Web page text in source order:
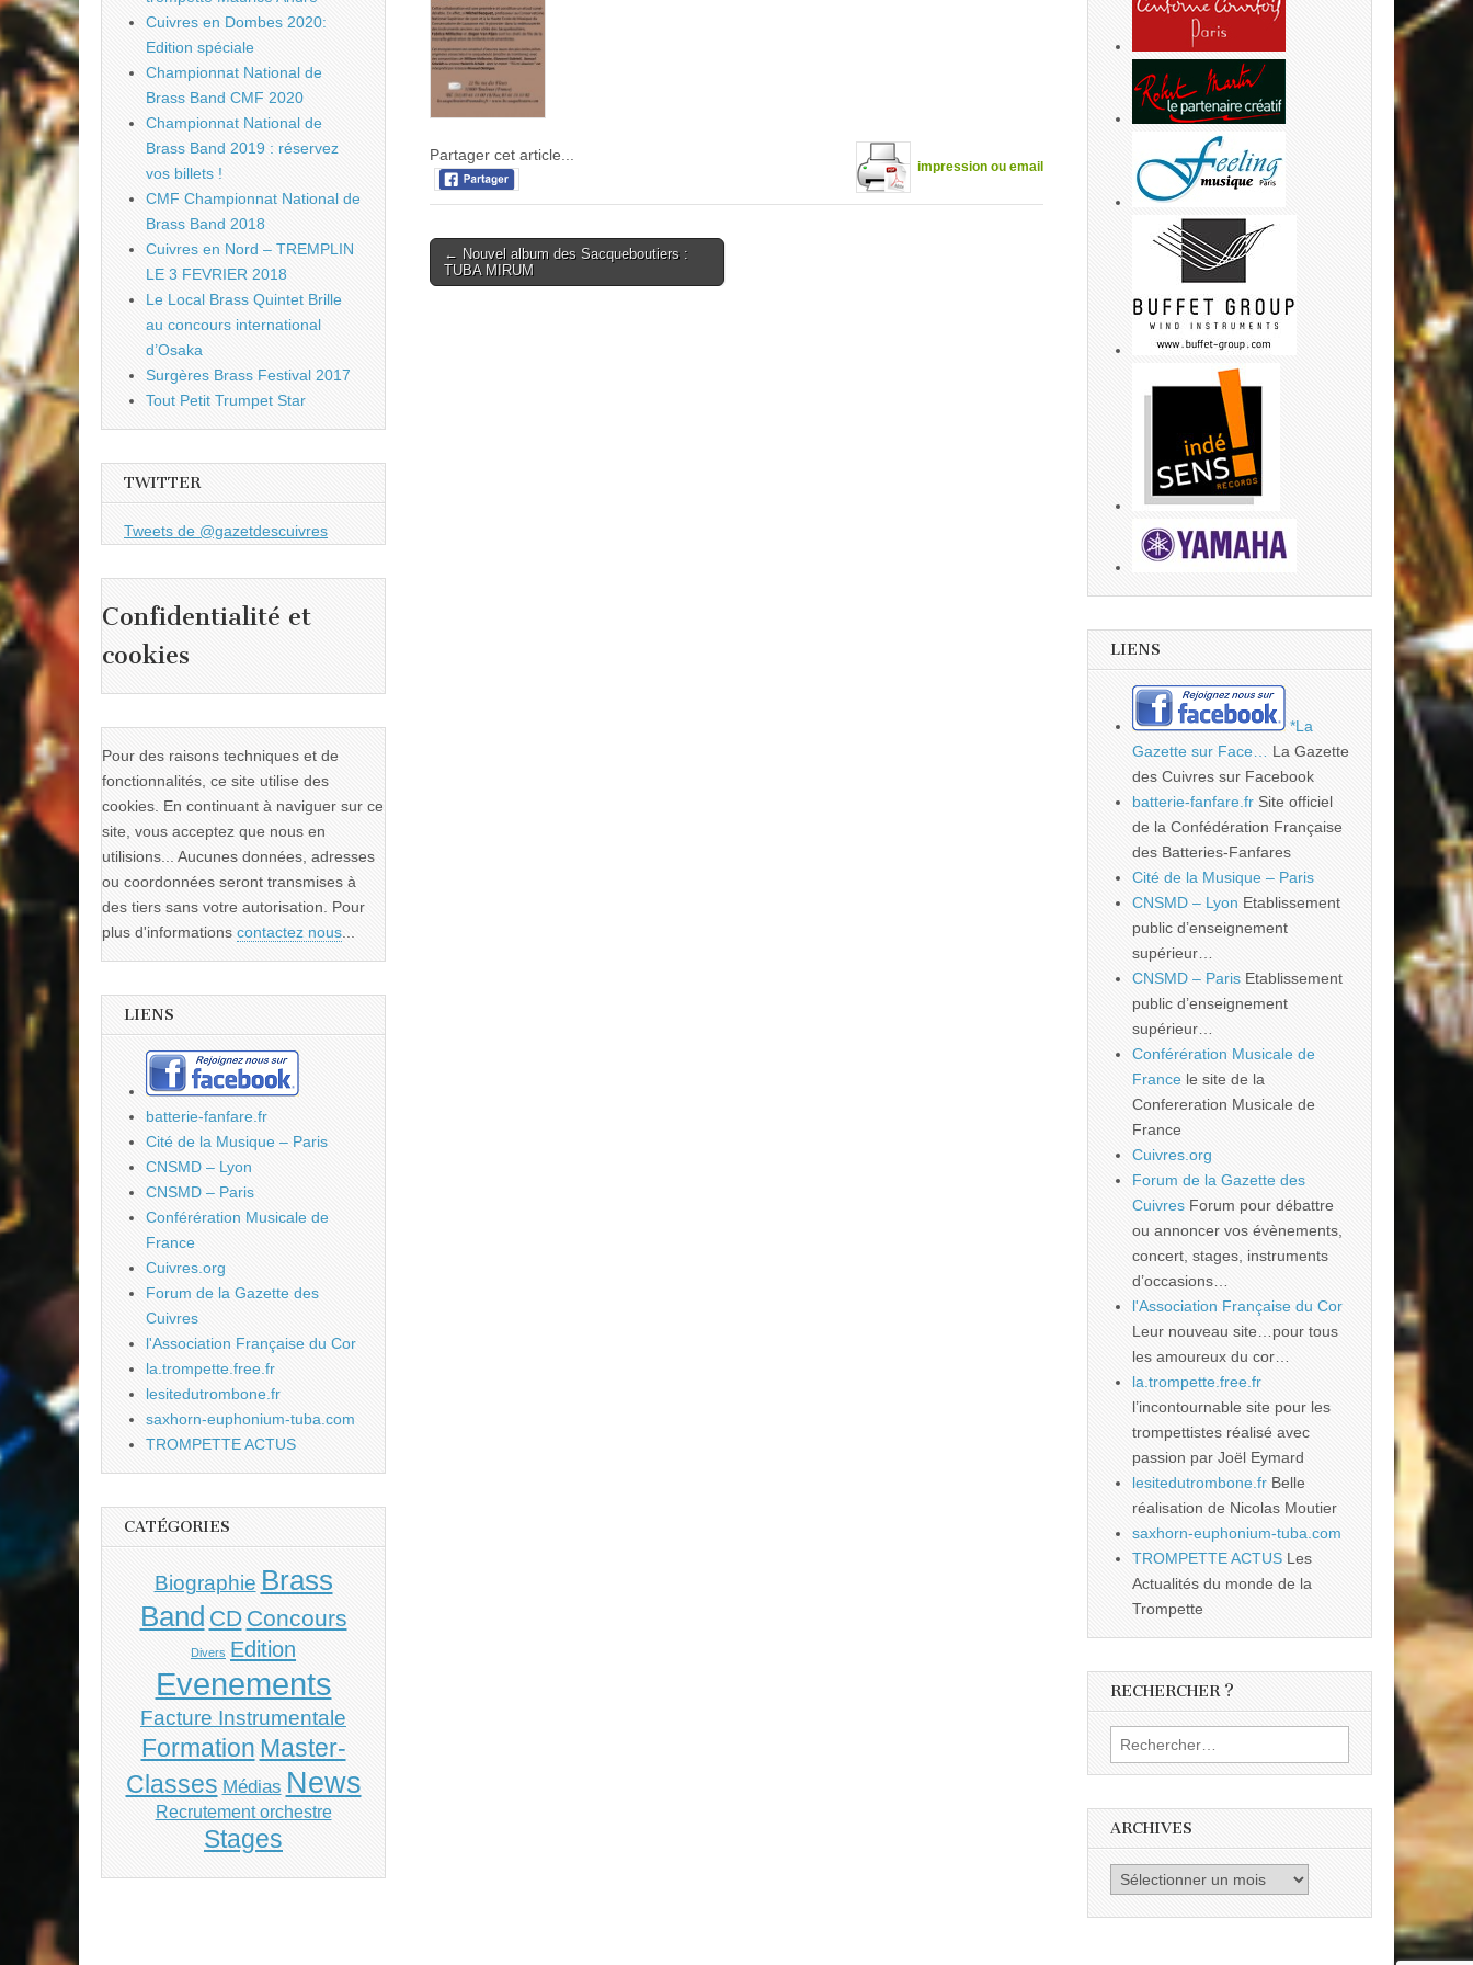
impression ou email
Partager cet article...
Post
navigation
← Nouvel album des Sacqueboutiers :
TUBA MIRUM
Cuivres en Dombes 2020:
Edition spéciale
Championnat National de
Brass Band CMF 2020
Championnat National de
Brass Band 2019 : réservez
vos billets !
CMF Championnat National de
Brass Band 2018
Cuivres en Nord – TREMPLIN
LE 3 FEVRIER 2018
Le Local Brass Quintet Brille
au concours international
d’Osaka
Surgères Brass Festival 2017
Tout Petit Trumpet Star
TWITTER
Tweets de @gazetdescuivres
Confidentialité et
cookies
Pour des raisons techniques et de
fonctionnalités, ce site utilise des
cookies. En continuant à naviguer sur ce
site, vous acceptez que nous en
utilisions... Aucunes données, adresses
ou coordonnées seront transmises à
des tiers sans votre autorisation. Pour
plus d'informations contactez nous...
LIENS
batterie-fanfare.fr
Cité de la Musique – Paris
CNSMD – Lyon
CNSMD – Paris
Conférération Musicale de
France
Cuivres.org
Forum de la Gazette des
Cuivres
l'Association Française du Cor
la.trompette.free.fr
lesitedutrombone.fr
saxhorn-euphonium-tuba.com
TROMPETTE ACTUS
CATÉGORIES
Biographie Brass
Band CD Concours
Divers Edition
Evenements
Facture Instrumentale
Formation Master-
Classes Médias News
Recrutement orchestre
Stages
LIENS
*La
Gazette sur Face…
La Gazette
des Cuivres sur Facebook
batterie-fanfare.fr Site officiel
de la Confédération Française
des Batteries-Fanfares
Cité de la Musique – Paris
CNSMD – Lyon Etablissement
public d’enseignement
supérieur…
CNSMD – Paris Etablissement
public d’enseignement
supérieur…
Conférération Musicale de
France le site de la
Confereration Musicale de
France
Cuivres.org
Forum de la Gazette des
Cuivres Forum pour débattre
ou annoncer vos évènements,
concert, stages, instruments
d’occasions…
l'Association Française du Cor
Leur nouveau site…pour tous
les amoureux du cor…
la.trompette.free.fr
l’incontournable site pour les
trompettistes réalisé avec
passion par Joël Eymard
lesitedutrombone.fr Belle
réalisation de Nicolas Moutier
saxhorn-euphonium-tuba.com
TROMPETTE ACTUS Les
Actualités du monde de la
Trompette
RECHERCHER ?
Rechercher :
ARCHIVES
Archives